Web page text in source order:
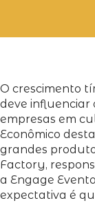
O crescimento
deve influenciar
empresas em
Econômico
grandes
Factory,
a Engage
expectativa é